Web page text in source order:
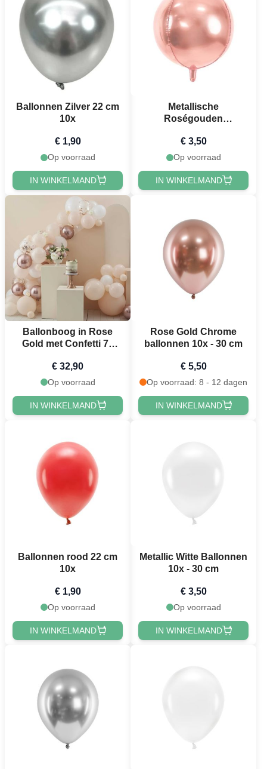
Ballonnen Zilver 22 cm
10x
€ 1,90
Op voorraad
IN WINKELMAND
Metallische
Roségouden
€ 3,50
Op voorraad
IN WINKELMAND
Ballonboog in Rose
Gold met Confetti 76
€ 32,90
Op voorraad
IN WINKELMAND
Rose Gold Chrome
ballonnen 10x - 30 cm
€ 5,50
Op voorraad: 8 - 12 dagen
IN WINKELMAND
Ballonnen rood 22 cm
10x
€ 1,90
Op voorraad
IN WINKELMAND
Metallic Witte Ballonnen
10x - 30 cm
€ 3,50
Op voorraad
IN WINKELMAND